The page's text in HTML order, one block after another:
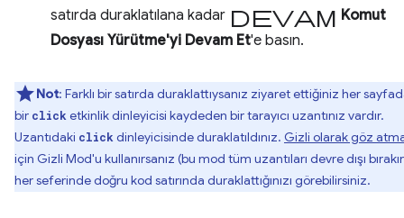
satırda duraklatılana kadar devam Komut
Dosyası Yürütme'yi Devam Et'e basın.
Not: Farklı bir satırda duraklattıysanız ziyaret ettiğiniz her
bir click etkinlik dinleyicisi kaydeden bir tarayıcı uzantınız vardır.
Uzantıdaki click dinleyicisinde duraklatıldınız. Gizli olarak göz
için Gizli Mod'u kullanırsanız (bu mod tüm uzantıları devre dışı
her seferinde doğru kod satırında duraklattığınızı görebilirsiniz.